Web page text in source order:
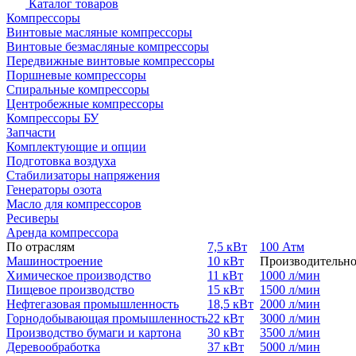
Каталог товаров
Компрессоры
Винтовые масляные компрессоры
Винтовые безмасляные компрессоры
Передвижные винтовые компрессоры
Поршневые компрессоры
Спиральные компрессоры
Центробежные компрессоры
Компрессоры БУ
Запчасти
Комплектующие и опции
Подготовка воздуха
Стабилизаторы напряжения
Генераторы озота
Масло для компрессоров
Ресиверы
Аренда компрессора
По отраслям
Машиностроение
Химическое производство
Пищевое производство
Нефтегазовая промышленность
Горнодобывающая промышленность
Производство бумаги и картона
Деревообработка
7,5 кВт
10 кВт
11 кВт
15 кВт
18,5 кВт
22 кВт
30 кВт
37 кВт
100 Атм
1000 л/мин
1500 л/мин
2000 л/мин
3000 л/мин
3500 л/мин
5000 л/мин